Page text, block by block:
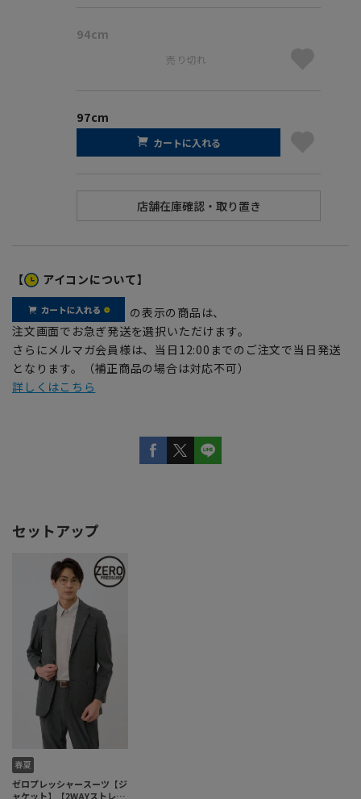
94cm
売り切れ
97cm
カートに入れる
【 アイコンについて】
の表示の商品は、
注文画面でお急ぎ発送を選択いただけます。
さらにメルマガ会員様は、当日12:00までのご注文で当日発送
となります。（補正商品の場合は対応不可）
詳しくはこちら